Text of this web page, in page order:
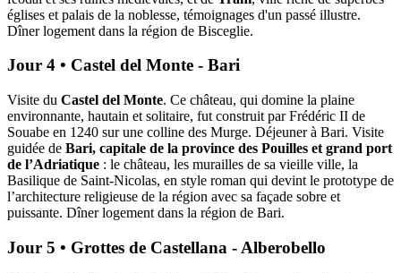
églises et palais de la noblesse, témoignages d'un passé illustre.
Dîner logement dans la région de Bisceglie.
Jour 4 • Castel del Monte - Bari
Visite du Castel del Monte. Ce château, qui domine la plaine
environnante, hautain et solitaire, fut construit par Frédéric II de
Souabe en 1240 sur une colline des Murge. Déjeuner à Bari. Visite
guidée de Bari, capitale de la province des Pouilles et grand port
de l’Adriatique : le château, les murailles de sa vieille ville, la
Basilique de Saint-Nicolas, en style roman qui devint le prototype de
l’architecture religieuse de la région avec sa façade sobre et
puissante. Dîner logement dans la région de Bari.
Jour 5 • Grottes de Castellana - Alberobello